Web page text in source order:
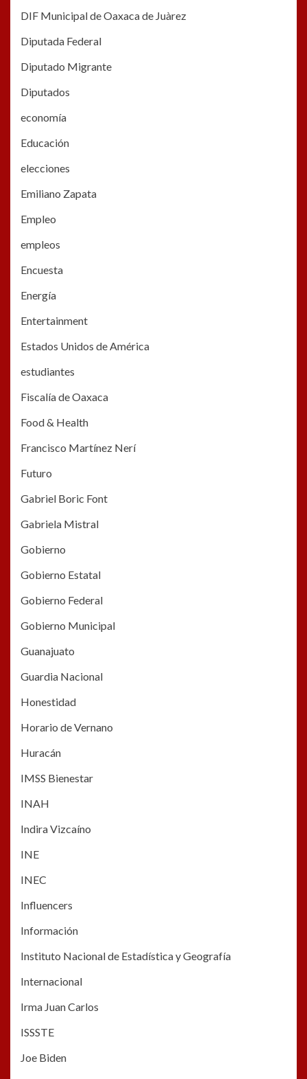
DIF Municipal de Oaxaca de Juàrez
Diputada Federal
Diputado Migrante
Diputados
economía
Educación
elecciones
Emiliano Zapata
Empleo
empleos
Encuesta
Energía
Entertainment
Estados Unidos de América
estudiantes
Fiscalía de Oaxaca
Food & Health
Francisco Martínez Nerí
Futuro
Gabriel Boric Font
Gabriela Mistral
Gobierno
Gobierno Estatal
Gobierno Federal
Gobierno Municipal
Guanajuato
Guardia Nacional
Honestidad
Horario de Vernano
Huracán
IMSS Bienestar
INAH
Indira Vizcaíno
INE
INEC
Influencers
Información
Instituto Nacional de Estadística y Geografía
Internacional
Irma Juan Carlos
ISSSTE
Joe Biden